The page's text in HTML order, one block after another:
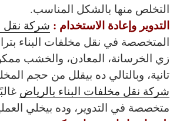
التخلص منها بالشكل المناسب.
التدوير وإعادة الاستخدام : شركة نقل
المتخصصة في نقل مخلفات البناء
زي الخرسانة، المعادن، والخشب
تانية، وبالتالي ده بيقلل من حجم
شركة نقل مخلفات البناء بالرياض
متخصصة في التدوير، وده بيخلي